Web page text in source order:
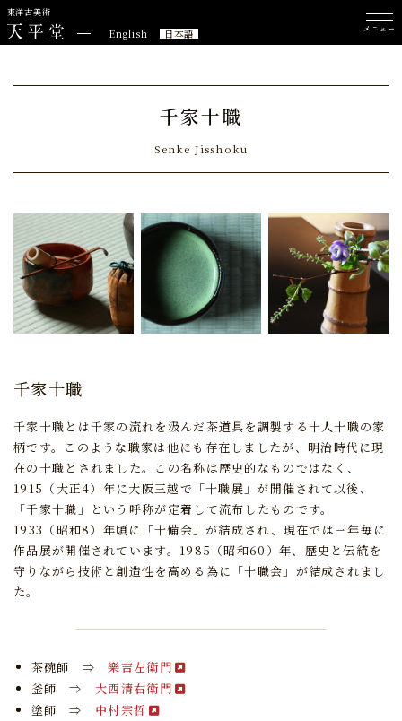
東洋古美術
English 日本語 メニュー
千家十職
Senke Jisshoku
千家十職
千家十職とは千家の流れを汲んだ茶道具を調製する十人十職の家
柄です。 このような職家は他にも存在しましたが、明治時代に現
在の十職とされました。 この名称は歴史的なものではなく、
1915（大正4）年に大阪三越で「十職展」が開催されて以後、
「千家十職」という呼称が定着して流布したものです。
1933（昭和8）年頃に「十備会」が結成され、現在では三年毎に
作品展が開催されています。 1985（昭和60）年、歴史と伝統を
守りながら技術と創造性を高める為に「十職会」が結成されまし
た。
茶碗師 ⇒樂吉左衛門
釜師 ⇒ 大西清右衛門
塗師 ⇒ 中村宗哲